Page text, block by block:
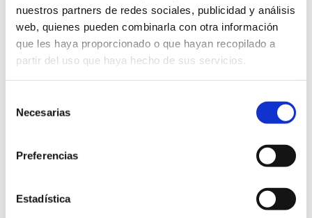
nuestros partners de redes sociales, publicidad y análisis
web, quienes pueden combinarla con otra información
que les haya proporcionado o que hayan recopilado a
partir del uso que haya hecho de sus servicios.
Necesarias
Preferencias
Estadística
OK Aventuras